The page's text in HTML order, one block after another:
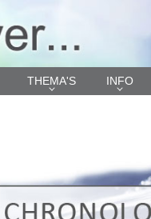
THEMA'S INFO